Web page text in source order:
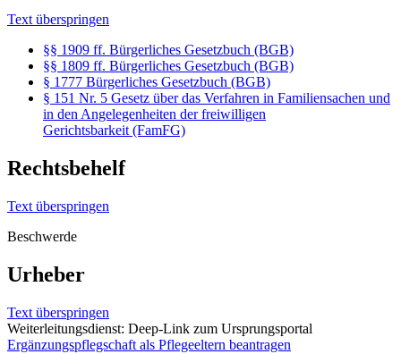
Text überspringen
§§ 1909 ff. Bürgerliches Gesetzbuch (BGB)
§§ 1809 ff. Bürgerliches Gesetzbuch (BGB)
§ 1777 Bürgerliches Gesetzbuch (BGB)
§ 151 Nr. 5 Gesetz über das Verfahren in Familiensachen und
in den Angelegenheiten der freiwilligen
Gerichtsbarkeit (FamFG)
Rechtsbehelf
Text überspringen
Beschwerde
Urheber
Text überspringen
Weiterleitungsdienst: Deep-Link zum Ursprungsportal
Ergänzungspflegschaft als Pflegeeltern beantragen